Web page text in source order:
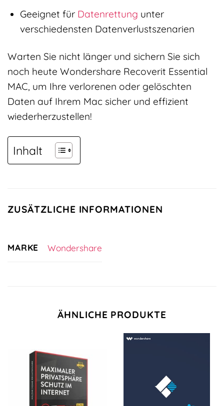
Geeignet für Datenrettung unter
verschiedensten Datenverlustszenarien
Warten Sie nicht länger und sichern Sie sich
noch heute Wondershare Recoverit Essential
MAC, um Ihre verlorenen oder gelöschten
Daten auf Ihrem Mac sicher und effizient
wiederherzustellen!
Inhalt
ZUSÄTZLICHE INFORMATIONEN
MARKE Wondershare
ÄHNLICHE PRODUKTE